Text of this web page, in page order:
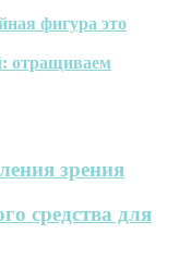
фигура это
отращиваем
зрения
средства для